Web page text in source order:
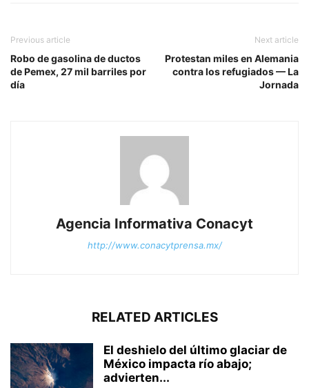
Previous article
Robo de gasolina de ductos
de Pemex, 27 mil barriles por
día
Next article
Protestan miles en Alemania
contra los refugiados — La
Jornada
Agencia Informativa Conacyt
http://www.conacytprensa.mx/
RELATED ARTICLES
El deshielo del último glaciar de
México impacta río abajo;
advierten...